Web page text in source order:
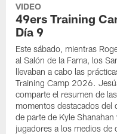
VIDEO
49ers Training
Día 9
Este sábado, mientras
al Salón de la Fama, los
llevaban a cabo las
Training Camp 2026.
comparte el resumen de
momentos destacados del
de parte de Kyle
jugadores a los medios de